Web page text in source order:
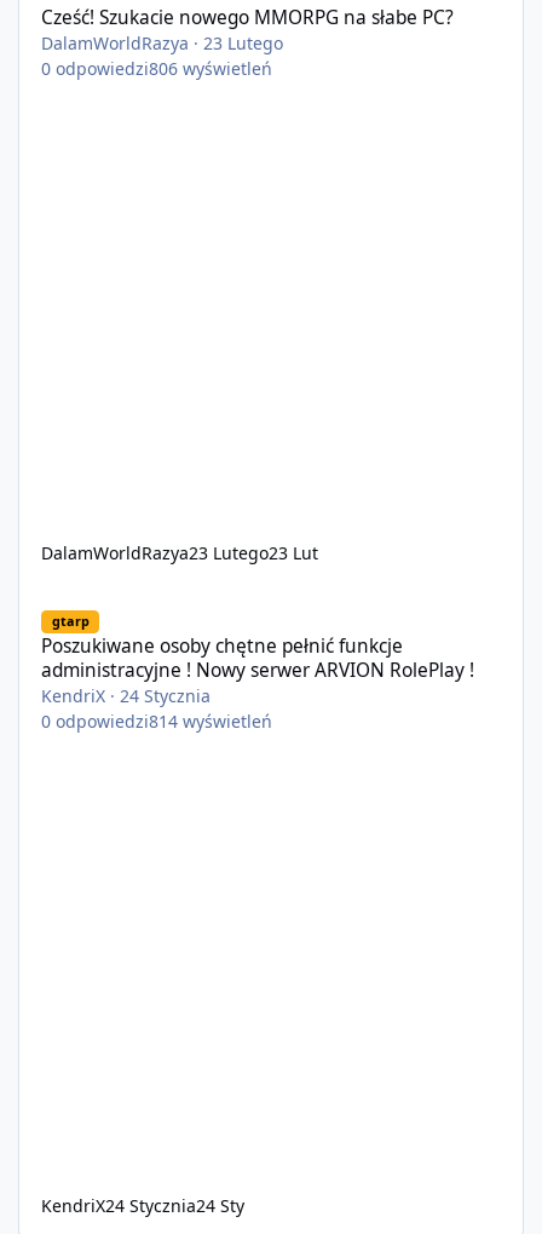
Cześć! Szukacie nowego MMORPG na słabe PC?
DalamWorldRazya · 23 Lutego
0 odpowiedzi806 wyświetleń
DalamWorldRazya23 Lutego23 Lut
gtarp
Poszukiwane osoby chętne pełnić funkcje
administracyjne ! Nowy serwer ARVION RolePlay !
KendriX · 24 Stycznia
0 odpowiedzi814 wyświetleń
KendriX24 Stycznia24 Sty